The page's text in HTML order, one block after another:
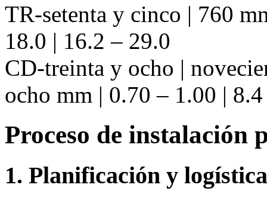
TR-setenta y cinco | 760
18.0 | 16.2 – 29.0
CD-treinta y ocho |
ocho mm | 0.70 – 1.00 |
Proceso de instalación
1. Planificación y